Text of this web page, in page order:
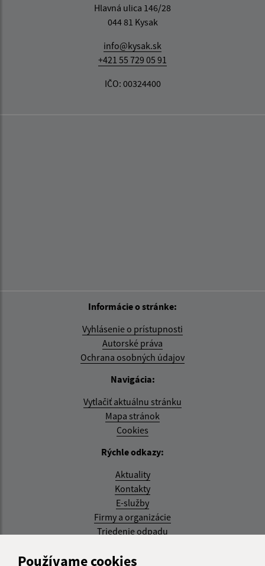
Používame cookies
Hlavná ulica 146/28
044 81 Kysak
info@kysak.sk
+421 55 729 05 91
IČO: 00324400
Informácie o stránke:
Vyhlásenie o prístupnosti
Autorské práva
Ochrana osobných údajov
Navigácia:
Vytlačiť aktuálnu stránku
Mapa stránok
Cookies
Rýchle odkazy:
Aktuality
Kontakty
E-služby
Firmy a organizácie
Triedenie odpadu
Aktualizované: